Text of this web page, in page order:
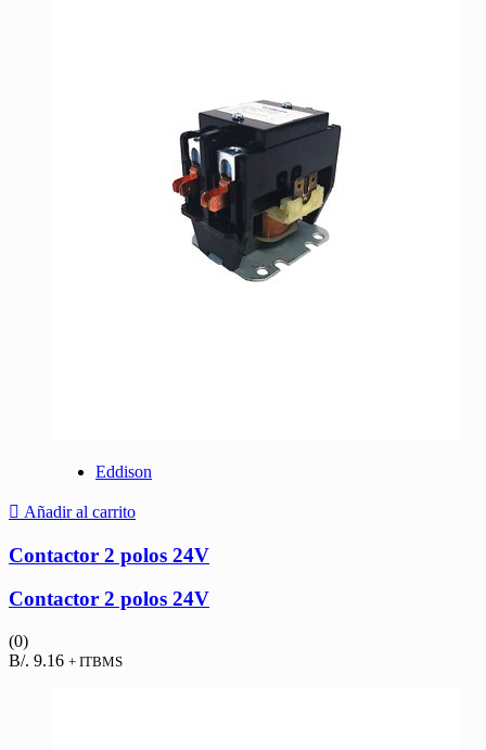
Eddison
Añadir al carrito
Contactor 2 polos 24V
Contactor 2 polos 24V
(0)
B/. 9.16 + ITBMS